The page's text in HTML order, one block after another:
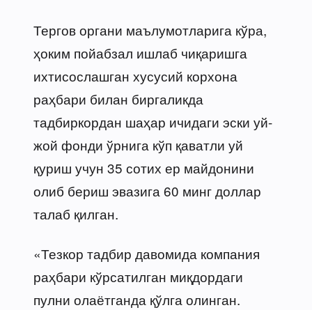
Тергов органи маълумотларига кўра,
ҳоким пойабзал ишлаб чиқаришга
ихтисослашган хусусий корхона
раҳбари билан биргаликда
тадбиркордан шаҳар ичидаги эски уй-
жой фонди ўрнига кўп қаватли уй
қуриш учун 35 сотих ер майдонини
олиб бериш эвазига 60 минг доллар
талаб қилган.
«Тезкор тадбир давомида компания
раҳбари кўрсатилган миқдордаги
пулни олаётганда қўлга олинган.